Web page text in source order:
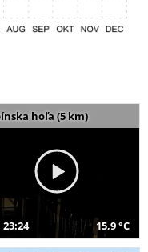
hoľa (5 km)
23:24 15,9 °C